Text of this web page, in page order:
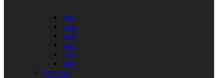
1985
1984
1983
1982
1981
1980
1970-1979